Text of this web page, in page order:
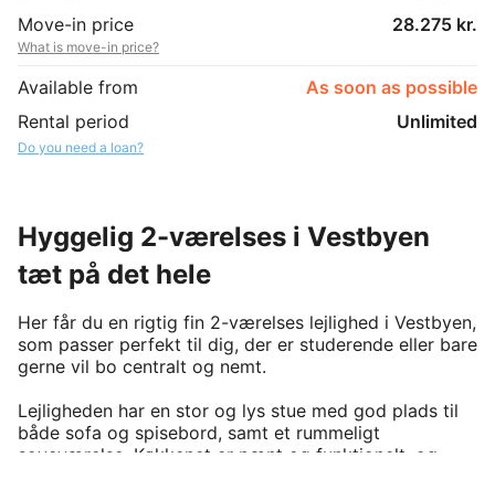
Move-in price
28.275 kr.
What is move-in price?
Available from
As soon as possible
Rental period
Unlimited
Do you need a loan?
Hyggelig 2-værelses i Vestbyen
tæt på det hele
Her får du en rigtig fin 2-værelses lejlighed i Vestbyen,
som passer perfekt til dig, der er studerende eller bare
gerne vil bo centralt og nemt.
Lejligheden har en stor og lys stue med god plads til
både sofa og spisebord, samt et rummeligt
soveværelse. Køkkenet er pænt og funktionelt, og